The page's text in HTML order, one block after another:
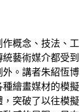
概念、技法、工
藝術媒介都受到
。講者朱紹恆博
繪畫媒材的模擬
突破了以往模擬